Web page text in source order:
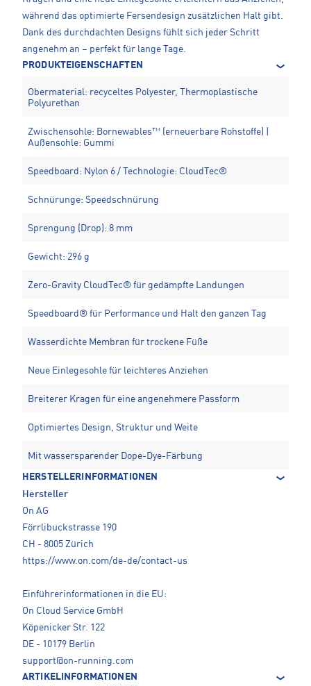
während das optimierte Fersendesign zusätzlichen Halt gibt.
Dank des durchdachten Designs fühlt sich jeder Schritt
angenehm an – perfekt für lange Tage.
PRODUKTEIGENSCHAFTEN
Obermaterial: recyceltes Polyester, Thermoplastische
Polyurethan
Zwischensohle: Bornewables™ (erneuerbare Rohstoffe) |
Außensohle: Gummi
Speedboard: Nylon 6 / Technologie: CloudTec®
Schnürunge: Speedschnürung
Sprengung (Drop): 8 mm
Gewicht: 296 g
Zero-Gravity CloudTec® für gedämpfte Landungen
Speedboard® für Performance und Halt den ganzen Tag
Wasserdichte Membran für trockene Füße
Neue Einlegesohle für leichteres Anziehen
Breiterer Kragen für eine angenehmere Passform
Optimiertes Design, Struktur und Weite
Mit wassersparender Dope-Dye-Färbung
HERSTELLERINFORMATIONEN
Hersteller
On AG
Förrlibuckstrasse 190
CH - 8005 Zürich
https://www.on.com/de-de/contact-us
Einführerinformationen in die EU:
On Cloud Service GmbH
Köpenicker Str. 122
DE - 10179 Berlin
support@on-running.com
ARTIKELINFORMATIONEN